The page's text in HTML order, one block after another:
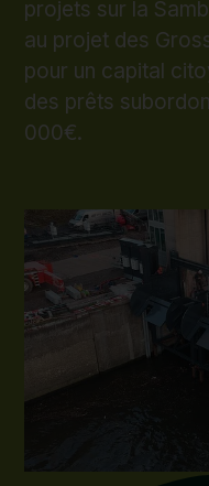
projets sur la
au projet des
pour un capital
des prêts
000€.